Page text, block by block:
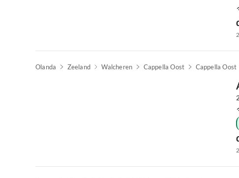
Olanda Zeeland Walcheren Cappella Oost Cappella Oost